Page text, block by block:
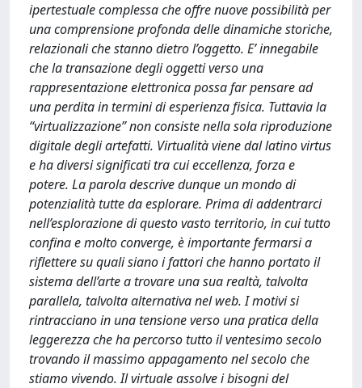
ipertestuale complessa che offre nuove possibilità per
una comprensione profonda delle dinamiche storiche,
relazionali che stanno dietro l’oggetto. E’ innegabile
che la transazione degli oggetti verso una
rappresentazione elettronica possa far pensare ad
una perdita in termini di esperienza fisica. Tuttavia la
“virtualizzazione” non consiste nella sola riproduzione
digitale degli artefatti. Virtualità viene dal latino virtus
e ha diversi significati tra cui eccellenza, forza e
potere. La parola descrive dunque un mondo di
potenzialità tutte da esplorare. Prima di addentrarci
nell’esplorazione di questo vasto territorio, in cui tutto
confina e molto converge, è importante fermarsi a
riflettere su quali siano i fattori che hanno portato il
sistema dell’arte a trovare una sua realtà, talvolta
parallela, talvolta alternativa nel web. I motivi si
rintracciano in una tensione verso una pratica della
leggerezza che ha percorso tutto il ventesimo secolo
trovando il massimo appagamento nel secolo che
stiamo vivendo. Il virtuale assolve i bisogni del